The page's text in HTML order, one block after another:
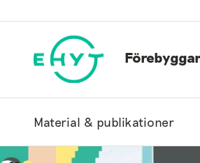
till
Material & publikationer